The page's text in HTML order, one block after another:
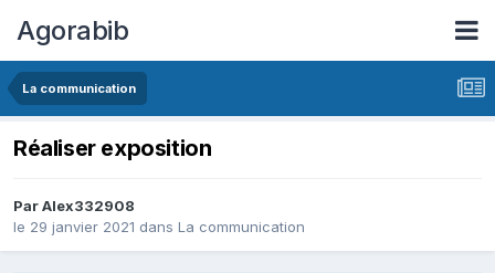
Agorabib
La communication
Réaliser exposition
Par Alex332908
le 29 janvier 2021 dans La communication